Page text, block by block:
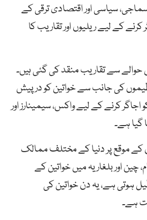
سیاسی اور اقتصادی ترقی کے
کے لیے ریلیوں اور تقاریب کا
سے تقاریب منقد کی گئی ہیں۔
کی جانب سے خواتین کو درپیش
اجاگر کرنے کے لیے واکس، سیمینارز اور
گیا ہے۔
کے موقع پر دنیا کے مختلف ممالک
چین اور بلغاریہ میں خواتین کے
ہوتی ہے، یہ دن خواتین کی
ہے۔